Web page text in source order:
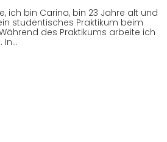
ich bin Carina, bin 23 Jahre alt und
studentisches Praktikum beim
des Praktikums arbeite ich
In…